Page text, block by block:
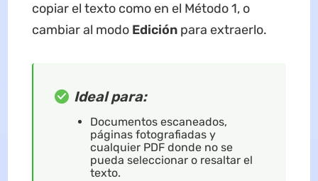
copiar el texto como en el Método 1, o
cambiar al modo Ediciónpara extraerlo.
Ideal para:
Documentos escaneados,
páginas fotografiadas y
cualquier PDF donde no se
pueda seleccionar o resaltar el
texto.